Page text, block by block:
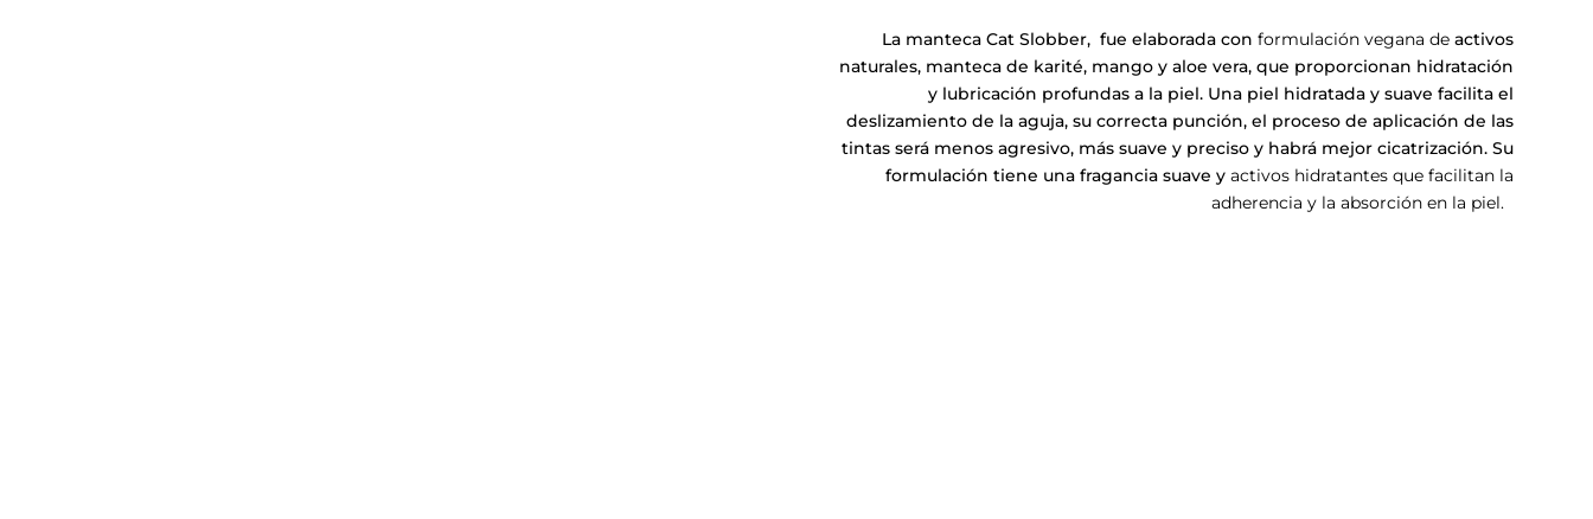
La manteca Cat Slobber, fue elaborada con formulación vegana de activos
naturales, manteca de karité, mango y aloe vera, que proporcionan hidratación
y lubricación profundas a la piel. Una piel hidratada y suave facilita el
deslizamiento de la aguja, su correcta punción, el proceso de aplicación de las
tintas será menos agresivo, más suave y preciso y habrá mejor cicatrización. Su
formulación tiene una fragancia suave y activos hidratantes que facilitan la
adherencia y la absorción en la piel.